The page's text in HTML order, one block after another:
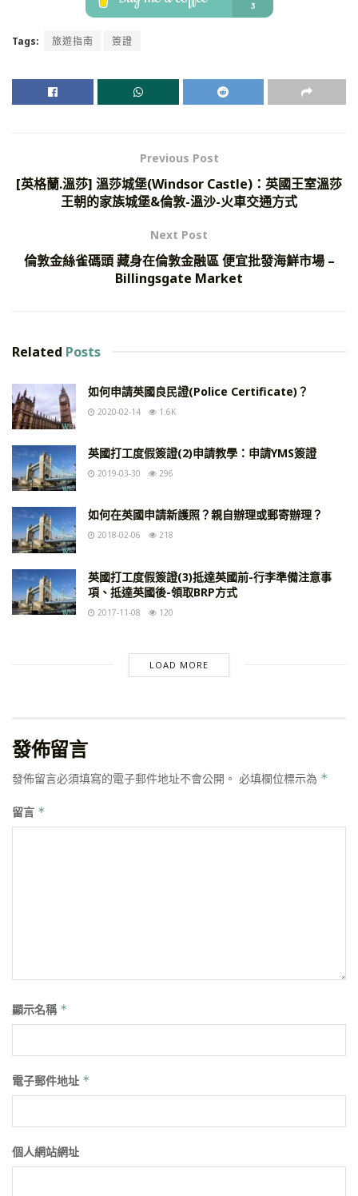
Tags: 旅遊指南 簽證
Previous Post
[英格蘭.溫莎] 溫莎城堡(Windsor Castle)：英國王室溫莎
王朝的家族城堡&倫敦-溫沙-火車交通方式
Next Post
倫敦金絲雀碼頭 藏身在倫敦金融區 便宜批發海鮮市場 –
Billingsgate Market
Related Posts
如何申請英國良民證(Police Certificate)？
2020-02-14 1.6K
英國打工度假簽證(2)申請教學：申請YMS簽證
2019-03-30 296
如何在英國申請新護照？親自辦理或郵寄辦理？
2018-02-06 218
英國打工度假簽證(3)抵達英國前-行李準備注意事
項、抵達英國後-領取BRP方式
2017-11-08 120
LOAD MORE
發佈留言
發佈留言必須填寫的電子郵件地址不會公開。 必填欄位標示為 *
留言 *
顯示名稱 *
電子郵件地址 *
個人網站網址